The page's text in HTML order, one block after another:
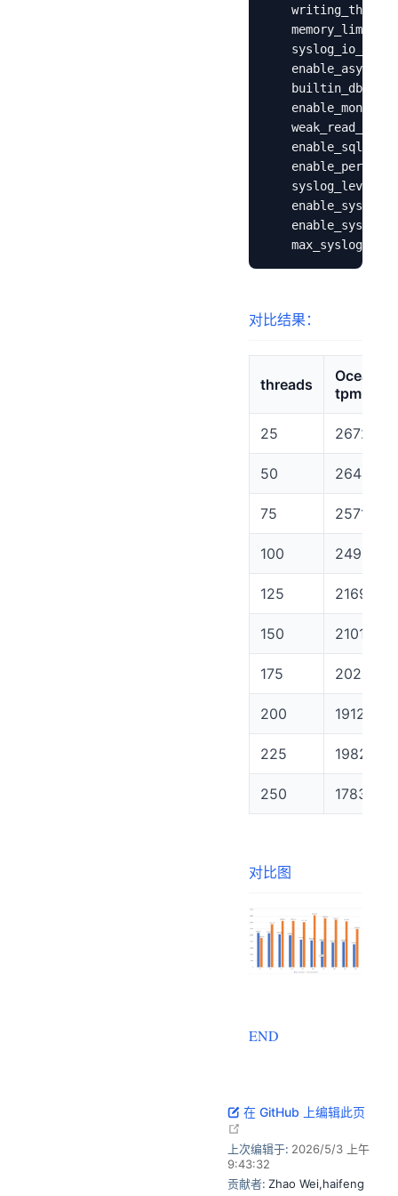
syslog_level:
对比结果：
threads
tpmC
25 26727.9
50
75 25716.25
100 24998.16
125 21698.29
150 21011.14
175 20230.11
200 19124.72
225 19829.38
250 17830.15
对比图
END
在 GitHub 上编辑此页
上次编辑于: 2026/5/3 上午
9:43:32
贡献者: Zhao Wei,haifeng